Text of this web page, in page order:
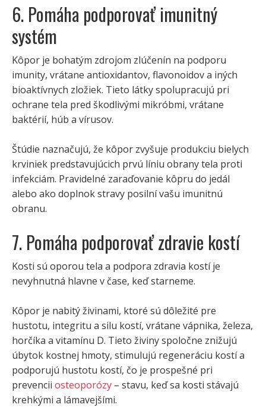
6. Pomáha podporovať imunitný
systém
Kôpor je bohatým zdrojom zlúčenín na podporu
imunity, vrátane antioxidantov, flavonoidov a iných
bioaktívnych zložiek. Tieto látky spolupracujú pri
ochrane tela pred škodlivými mikróbmi, vrátane
baktérií, húb a vírusov.
Štúdie naznačujú, že kôpor zvyšuje produkciu bielych
krviniek predstavujúcich prvú líniu obrany tela proti
infekciám. Pravidelné zaraďovanie kôpru do jedál
alebo ako doplnok stravy posilní vašu imunitnú
obranu.
7. Pomáha podporovať zdravie kostí
Kosti sú oporou tela a podpora zdravia kostí je
nevyhnutná hlavne v čase, keď starneme.
Kôpor je nabitý živinami, ktoré sú dôležité pre
hustotu, integritu a silu kostí, vrátane vápnika, železa,
horčíka a vitamínu D. Tieto živiny spoločne znižujú
úbytok kostnej hmoty, stimulujú regeneráciu kostí a
podporujú hustotu kostí, čo je prospešné pri
prevencii osteoporózy – stavu, keď sa kosti stávajú
krehkými a lámavejšími.